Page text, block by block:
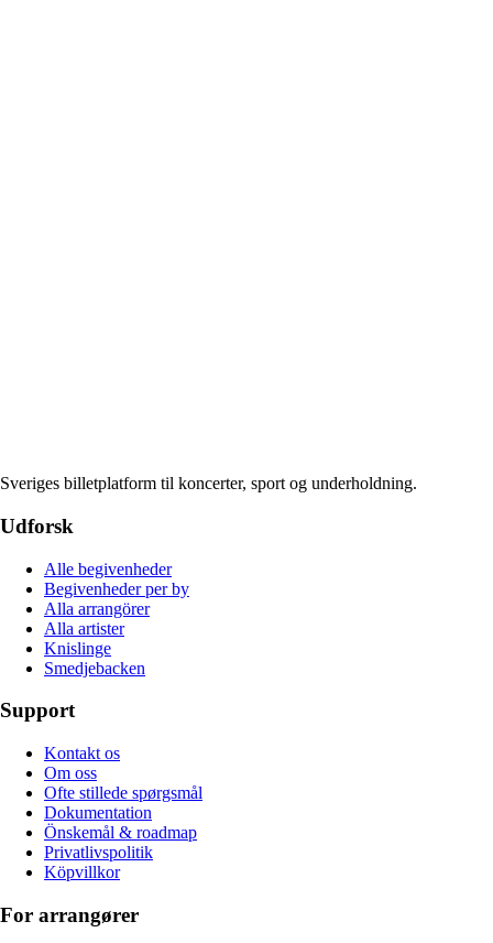
Sveriges billetplatform til koncerter, sport og underholdning.
Udforsk
Alle begivenheder
Begivenheder per by
Alla arrangörer
Alla artister
Knislinge
Smedjebacken
Support
Kontakt os
Om oss
Ofte stillede spørgsmål
Dokumentation
Önskemål & roadmap
Privatlivspolitik
Köpvillkor
For arrangører